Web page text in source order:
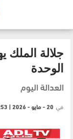
جلالة الملك
الوحدة
العدالة اليوم
في 20 - مايو - 2026 | 11:53 صباحًا